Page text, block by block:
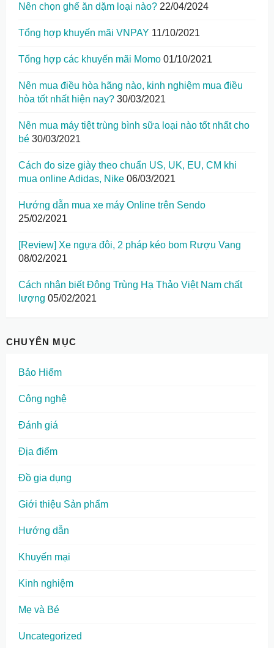
Nên chọn ghế ăn dặm loại nào? 22/04/2024
Tổng hợp khuyến mãi VNPAY 11/10/2021
Tổng hợp các khuyến mãi Momo 01/10/2021
Nên mua điều hòa hãng nào, kinh nghiệm mua điều
hòa tốt nhất hiện nay? 30/03/2021
Nên mua máy tiệt trùng bình sữa loại nào tốt nhất cho
bé 30/03/2021
Cách đo size giày theo chuẩn US, UK, EU, CM khi
mua online Adidas, Nike 06/03/2021
Hướng dẫn mua xe máy Online trên Sendo
25/02/2021
[Review] Xe ngựa đôi, 2 pháp kéo bom Rượu Vang
08/02/2021
Cách nhận biết Đông Trùng Hạ Thảo Việt Nam chất
lượng 05/02/2021
CHUYÊN MỤC
Bảo Hiểm
Công nghệ
Đánh giá
Địa điểm
Đồ gia dụng
Giới thiệu Sản phẩm
Hướng dẫn
Khuyến mại
Kinh nghiệm
Mẹ và Bé
Uncategorized